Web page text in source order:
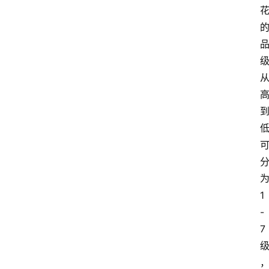
花
的
品
级
从
高
到
低
可
分
为
1
-
7
级
，